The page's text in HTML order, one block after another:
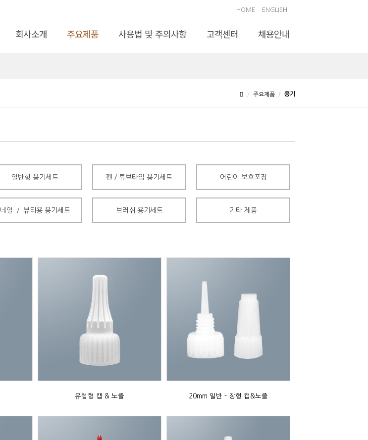
HOME ENGLISH
회사소개 주요제품 사용법 및 주의사항 고객센터 채용안내
주요제품 용기
일반형 용기세트 펜／튜브타입 용기세트 어린이 보호포장
네일 ／ 뷰티용 용기세트 브러쉬 용기세트 기타 제품
유럽형 캡 & 노즐 20mm 일반 - 장형 캡&노즐